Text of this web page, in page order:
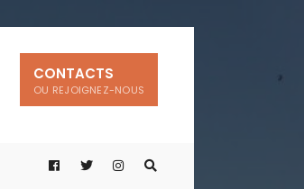
CONTACTS
OU REJOIGNEZ-NOUS